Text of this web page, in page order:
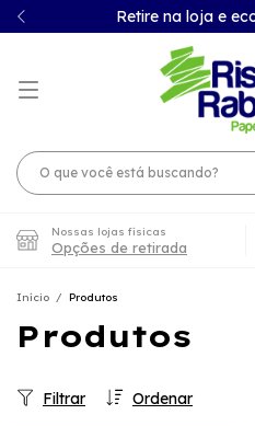
Retire na loja e
Nossas lojas físicas
Opções de retirada
Início / Produtos
Produtos
Ordenar
Filtrar